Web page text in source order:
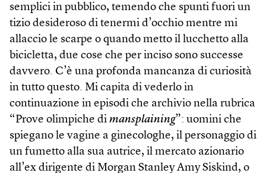
semplici in pubblico, temendo che spunti fuori un
tizio desideroso di tenermi d’occhio mentre mi
allaccio le scarpe o quando metto il lucchetto alla
bicicletta, due cose che per inciso sono successe
davvero. C’è una profonda mancanza di curiosità
in tutto questo. Mi capita di vederlo in
continuazione in episodi che archivio nella rubrica
“Prove olimpiche di mansplaining”: uomini che
spiegano le vagine a ginecologhe, il personaggio di
un fumetto alla sua autrice, il mercato azionario
all’ex dirigente di Morgan Stanley Amy Siskind, o